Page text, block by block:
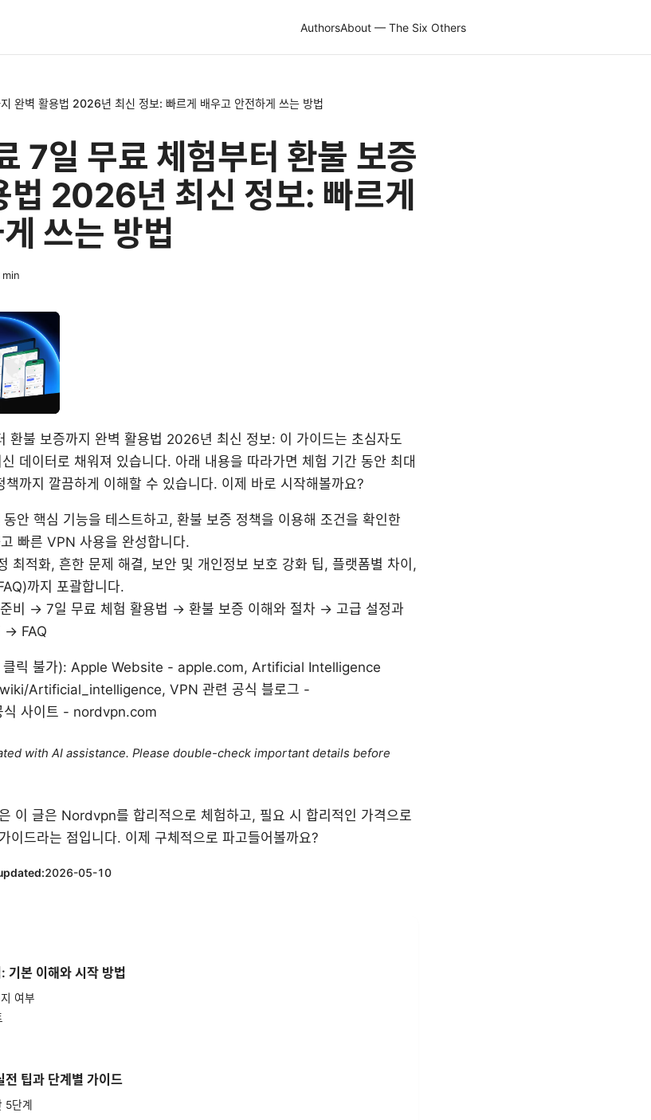
AuthorsAbout — The Six Others
완벽 활용법 2026년 최신 정보: 빠르게 배우고 안전하게 쓰는 방법
7일 무료 체험부터 환불 보증
법 2026년 최신 정보: 빠르게
쓰는 방법
min
불 보증까지 완벽 활용법 2026년 최신 정보: 이 가이드는 초심자도
데이터로 채워져 있습니다. 아래 내용을 따라가면 체험 기간 동안 최대
까지 깔끔하게 이해할 수 있습니다. 이제 바로 시작해볼까요?
안 핵심 기능을 테스트하고, 환불 보증 정책을 이용해 조건을 확인한
빠른 VPN 사용을 완성합니다.
최적화, 흔한 문제 해결, 보안 및 개인정보 보호 강화 팁, 플랫폼별 차이,
까지 포괄합니다.
비 → 7일 무료 체험 활용법 → 환불 보증 이해와 절차 → 고급 설정과
→ FAQ
, 클릭 불가): Apple Website - apple.com, Artificial Intelligence
Artificial_intelligence, VPN 관련 공식 블로그 -
사이트 - nordvpn.com
with AI assistance. Please double-check important details before
이 글은 Nordvpn를 합리적으로 체험하고, 필요 시 합리적인 가격으로
이드라는 점입니다. 이제 구체적으로 파고들어볼까요?
2026-05-10
본 이해와 시작 방법
여부
팁과 단계별 가이드
5단계